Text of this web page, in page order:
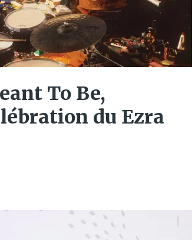
To Be,
du Ezra